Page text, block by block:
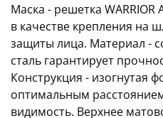
Маска - решетка WARRIOR
в качестве крепления на
защиты лица. Материал -
сталь гарантирует
Конструкция - изогнутая
оптимальным
видимость. Верхнее